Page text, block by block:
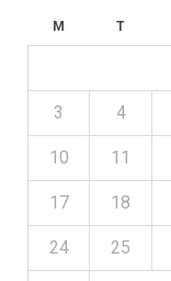
M T
3 4
10 11
17 18
24 25